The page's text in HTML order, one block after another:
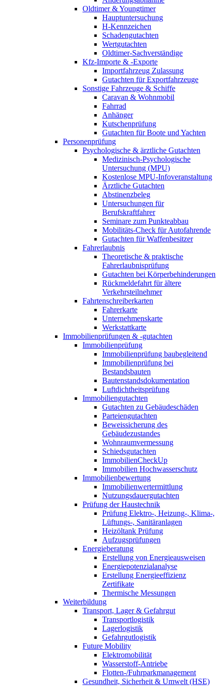
Oldtimer & Youngtimer
Hauptuntersuchung
H-Kennzeichen
Schadengutachten
Wertgutachten
Oldtimer-Sachverständige
Kfz-Importe & -Exporte
Importfahrzeug Zulassung
Gutachten für Exportfahrzeuge
Sonstige Fahrzeuge & Schiffe
Caravan & Wohnmobil
Fahrrad
Anhänger
Kutschenprüfung
Gutachten für Boote und Yachten
Personenprüfung
Psychologische & ärztliche Gutachten
Medizinisch-Psychologische
Untersuchung (MPU)
Kostenlose MPU-Infoveranstaltung
Ärztliche Gutachten
Abstinenzbeleg
Untersuchungen für
Berufskraftfahrer
Seminare zum Punkteabbau
Mobilitäts-Check für Autofahrende
Gutachten für Waffenbesitzer
Fahrerlaubnis
Theoretische & praktische
Fahrerlaubnisprüfung
Gutachten bei Körperbehinderungen
Rückmeldefahrt für ältere
Verkehrsteilnehmer
Fahrtenschreiberkarten
Fahrerkarte
Unternehmenskarte
Werkstattkarte
Immobilienprüfungen & -gutachten
Immobilienprüfung
Immobilienprüfung baubegleitend
Immobilienprüfung bei
Bestandsbauten
Bautenstandsdokumentation
Luftdichtheitsprüfung
Immobiliengutachten
Gutachten zu Gebäudeschäden
Parteiengutachten
Beweissicherung des
Gebäudezustandes
Wohnraumvermessung
Schiedsgutachten
ImmobilienCheckUp
Immobilien Hochwasserschutz
Immobilienbewertung
Immobilienwertermittlung
Nutzungsdauergutachten
Prüfung der Haustechnik
Prüfung Elektro-, Heizung-, Klima-,
Lüftungs-, Sanitäranlagen
Heizöltank Prüfung
Aufzugsprüfungen
Energieberatung
Erstellung von Energieausweisen
Energiepotenzialanalyse
Erstellung Energieeffizienz
Zertifikate
Thermische Messungen
Weiterbildung
Transport, Lager & Gefahrgut
Transportlogistik
Lagerlogistik
Gefahrgutlogistik
Future Mobility
Elektromobilität
Wasserstoff-Antriebe
Flotten-/Fuhrparkmanagement
Gesundheit, Sicherheit & Umwelt (HSE)